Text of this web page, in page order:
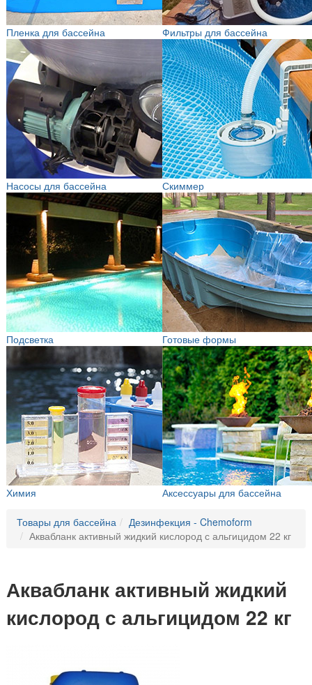
Пленка для бассейна Фильтры для бассейна
Насосы для бассейна Скиммер
Подсветка Готовые формы
Химия Аксессуары для бассейна
Товары для бассейна
Дезинфекция - Chemoform
Аквабланк активный жидкий кислород с альгицидом 22 кг
Аквабланк активный жидкий
кислород с альгицидом 22 кг